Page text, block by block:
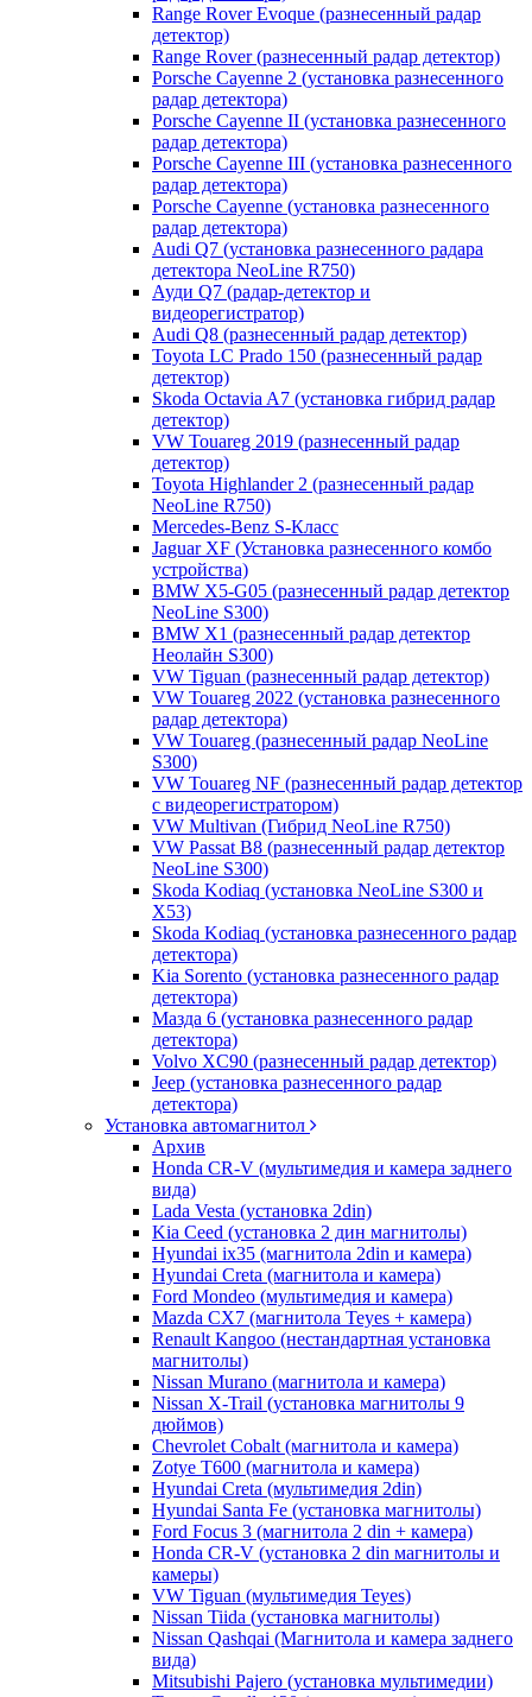
Range Rover Evoque (разнесенный радар
детектор)
Range Rover (разнесенный радар детектор)
Porsche Cayenne 2 (установка разнесенного
радар детектора)
Porsche Cayenne II (установка разнесенного
радар детектора)
Porsche Cayenne III (установка разнесенного
радар детектора)
Porsche Cayenne (установка разнесенного
радар детектора)
Audi Q7 (установка разнесенного радара
детектора NeoLine R750)
Ауди Q7 (радар-детектор и
видеорегистратор)
Audi Q8 (разнесенный радар детектор)
Toyota LC Prado 150 (разнесенный радар
детектор)
Skoda Octavia A7 (установка гибрид радар
детектор)
VW Touareg 2019 (разнесенный радар
детектор)
Toyota Highlander 2 (разнесенный радар
NeoLine R750)
Mercedes-Benz S-Класс
Jaguar XF (Установка разнесенного комбо
устройства)
BMW X5-G05 (разнесенный радар детектор
NeoLine S300)
BMW X1 (разнесенный радар детектор
Неолайн S300)
VW Tiguan (разнесенный радар детектор)
VW Touareg 2022 (установка разнесенного
радар детектора)
VW Touareg (разнесенный радар NeoLine
S300)
VW Touareg NF (разнесенный радар детектор
с видеорегистратором)
VW Multivan (Гибрид NeoLine R750)
VW Passat B8 (разнесенный радар детектор
NeoLine S300)
Skoda Kodiaq (установка NeoLine S300 и
X53)
Skoda Kodiaq (установка разнесенного радар
детектора)
Kia Sorento (установка разнесенного радар
детектора)
Мазда 6 (установка разнесенного радар
детектора)
Volvo XC90 (разнесенный радар детектор)
Jeep (установка разнесенного радар
детектора)
Установка автомагнитол
Архив
Honda CR-V (мультимедия и камера заднего
вида)
Lada Vesta (установка 2din)
Kia Ceed (установка 2 дин магнитолы)
Hyundai ix35 (магнитола 2din и камера)
Hyundai Creta (магнитола и камера)
Ford Mondeo (мультимедия и камера)
Mazda CX7 (магнитола Teyes + камера)
Renault Kangoo (нестандартная установка
магнитолы)
Nissan Murano (магнитола и камера)
Nissan X-Trail (установка магнитолы 9
дюймов)
Chevrolet Cobalt (магнитола и камера)
Zotye T600 (магнитола и камера)
Hyundai Creta (мультимедия 2din)
Hyundai Santa Fe (установка магнитолы)
Ford Focus 3 (магнитола 2 din + камера)
Honda CR-V (установка 2 din магнитолы и
камеры)
VW Tiguan (мультимедия Teyes)
Nissan Tiida (установка магнитолы)
Nissan Qashqai (Магнитола и камера заднего
вида)
Mitsubishi Pajero (установка мультимедии)